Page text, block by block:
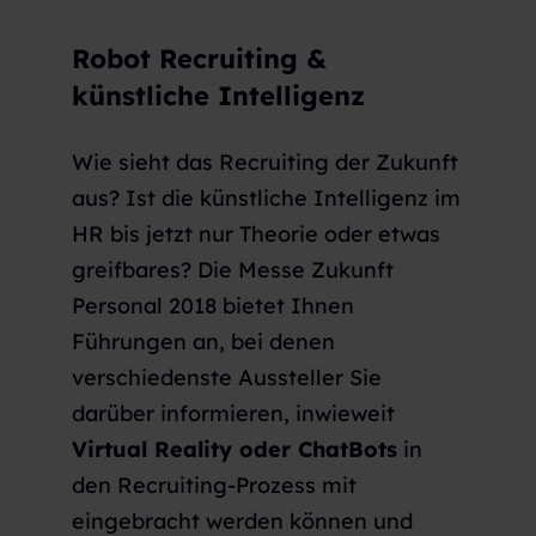
Robot Recruiting &
künstliche Intelligenz
Wie sieht das Recruiting der Zukunft
aus? Ist die künstliche Intelligenz im
HR bis jetzt nur Theorie oder etwas
greifbares? Die Messe Zukunft
Personal 2018 bietet Ihnen
Führungen an, bei denen
verschiedenste Aussteller Sie
darüber informieren, inwieweit
Virtual Reality oder ChatBots in
den Recruiting-Prozess mit
eingebracht werden können und